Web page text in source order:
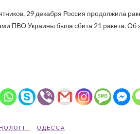
29 декабря Россия продолжила
ПВО Украины была сбита 21 ракета. Об
ОДЕССА